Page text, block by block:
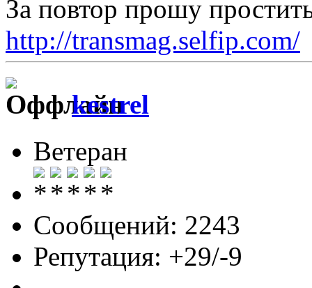
За повтор прошу
http://transmag.selfip.com/
kestrel
Ветеран
Сообщений: 2243
Репутация: +29/-9